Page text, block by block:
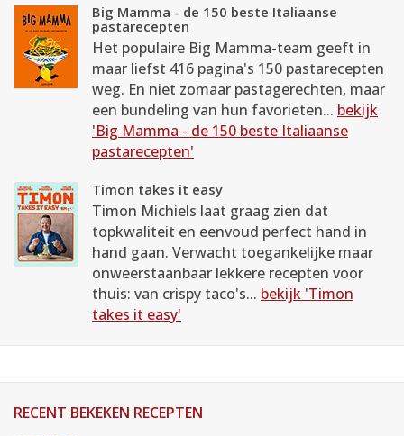
Big Mamma - de 150 beste Italiaanse
pastarecepten
Het populaire Big Mamma-team geeft in
maar liefst 416 pagina's 150 pastarecepten
weg. En niet zomaar pastagerechten, maar
een bundeling van hun favorieten... bekijk
'Big Mamma - de 150 beste Italiaanse
pastarecepten'
Timon takes it easy
Timon Michiels laat graag zien dat
topkwaliteit en eenvoud perfect hand in
hand gaan. Verwacht toegankelijke maar
onweerstaanbaar lekkere recepten voor
thuis: van crispy taco's... bekijk 'Timon
takes it easy'
RECENT BEKEKEN RECEPTEN